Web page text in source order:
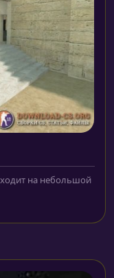
на небольшой